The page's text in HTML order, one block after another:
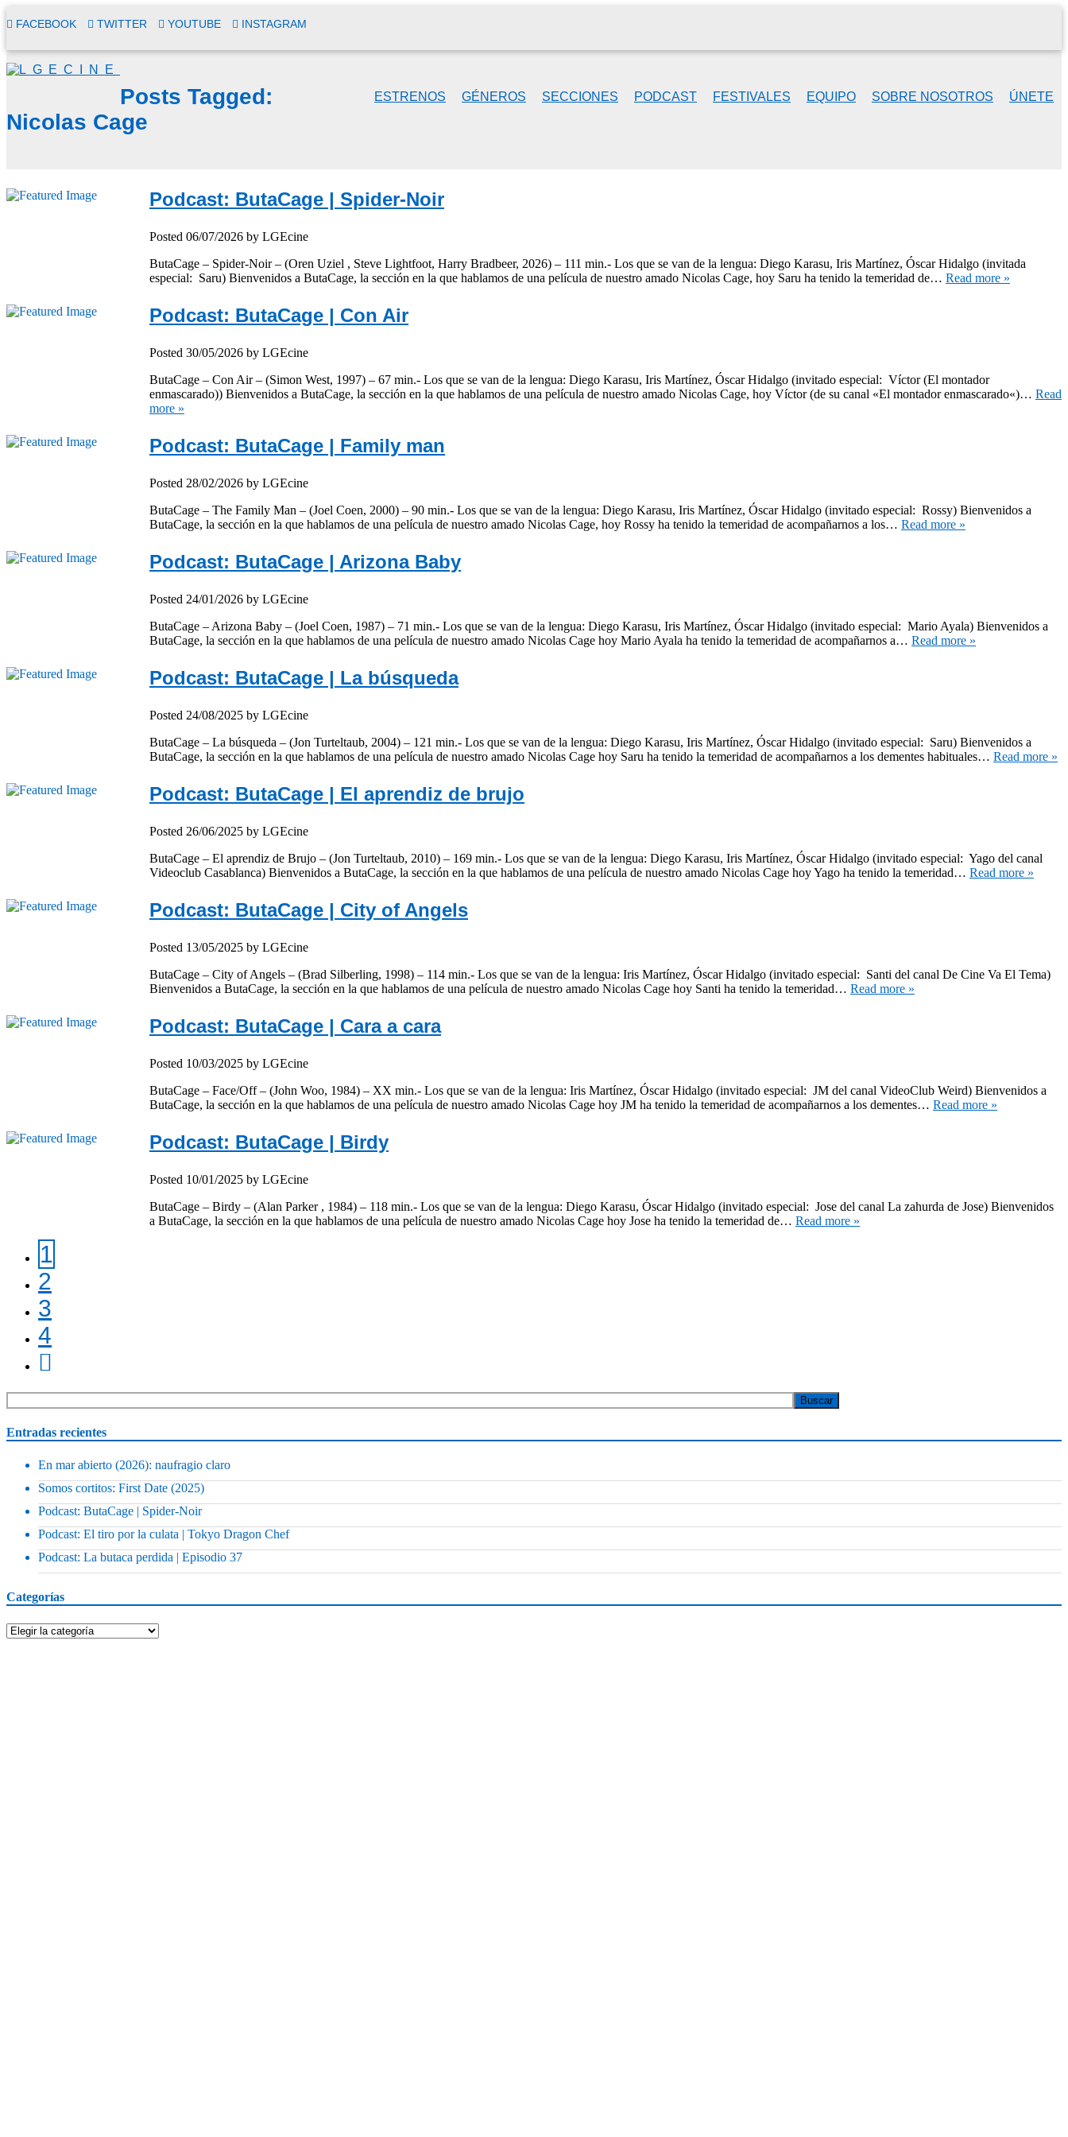
FACEBOOK TWITTER YOUTUBE INSTAGRAM
ESTRENOS GÉNEROS SECCIONES PODCAST FESTIVALES EQUIPO SOBRE NOSOTROS ÚNETE
Posts Tagged:
Nicolas Cage
Podcast: ButaCage | Spider-Noir
Posted 06/07/2026 by LGEcine
ButaCage – Spider-Noir – (Oren Uziel , Steve Lightfoot, Harry Bradbeer, 2026) – 111 min.- Los que se van de la lengua: Diego Karasu, Iris Martínez, Óscar Hidalgo (invitada
especial: Saru) Bienvenidos a ButaCage, la sección en la que hablamos de una película de nuestro amado Nicolas Cage, hoy Saru ha tenido la temeridad de… Read more »
Podcast: ButaCage | Con Air
Posted 30/05/2026 by LGEcine
ButaCage – Con Air – (Simon West, 1997) – 67 min.- Los que se van de la lengua: Diego Karasu, Iris Martínez, Óscar Hidalgo (invitado especial: Víctor (El montador
enmascarado)) Bienvenidos a ButaCage, la sección en la que hablamos de una película de nuestro amado Nicolas Cage, hoy Víctor (de su canal «El montador enmascarado«)… Read
more »
Podcast: ButaCage | Family man
Posted 28/02/2026 by LGEcine
ButaCage – The Family Man – (Joel Coen, 2000) – 90 min.- Los que se van de la lengua: Diego Karasu, Iris Martínez, Óscar Hidalgo (invitado especial: Rossy) Bienvenidos a
ButaCage, la sección en la que hablamos de una película de nuestro amado Nicolas Cage, hoy Rossy ha tenido la temeridad de acompañarnos a los… Read more »
Podcast: ButaCage | Arizona Baby
Posted 24/01/2026 by LGEcine
ButaCage – Arizona Baby – (Joel Coen, 1987) – 71 min.- Los que se van de la lengua: Diego Karasu, Iris Martínez, Óscar Hidalgo (invitado especial: Mario Ayala) Bienvenidos a
ButaCage, la sección en la que hablamos de una película de nuestro amado Nicolas Cage hoy Mario Ayala ha tenido la temeridad de acompañarnos a… Read more »
Podcast: ButaCage | La búsqueda
Posted 24/08/2025 by LGEcine
ButaCage – La búsqueda – (Jon Turteltaub, 2004) – 121 min.- Los que se van de la lengua: Diego Karasu, Iris Martínez, Óscar Hidalgo (invitado especial: Saru) Bienvenidos a
ButaCage, la sección en la que hablamos de una película de nuestro amado Nicolas Cage hoy Saru ha tenido la temeridad de acompañarnos a los dementes habituales… Read more »
Podcast: ButaCage | El aprendiz de brujo
Posted 26/06/2025 by LGEcine
ButaCage – El aprendiz de Brujo – (Jon Turteltaub, 2010) – 169 min.- Los que se van de la lengua: Diego Karasu, Iris Martínez, Óscar Hidalgo (invitado especial: Yago del canal
Videoclub Casablanca) Bienvenidos a ButaCage, la sección en la que hablamos de una película de nuestro amado Nicolas Cage hoy Yago ha tenido la temeridad… Read more »
Podcast: ButaCage | City of Angels
Posted 13/05/2025 by LGEcine
ButaCage – City of Angels – (Brad Silberling, 1998) – 114 min.- Los que se van de la lengua: Iris Martínez, Óscar Hidalgo (invitado especial: Santi del canal De Cine Va El Tema)
Bienvenidos a ButaCage, la sección en la que hablamos de una película de nuestro amado Nicolas Cage hoy Santi ha tenido la temeridad… Read more »
Podcast: ButaCage | Cara a cara
Posted 10/03/2025 by LGEcine
ButaCage – Face/Off – (John Woo, 1984) – XX min.- Los que se van de la lengua: Iris Martínez, Óscar Hidalgo (invitado especial: JM del canal VideoClub Weird) Bienvenidos a
ButaCage, la sección en la que hablamos de una película de nuestro amado Nicolas Cage hoy JM ha tenido la temeridad de acompañarnos a los dementes… Read more »
Podcast: ButaCage | Birdy
Posted 10/01/2025 by LGEcine
ButaCage – Birdy – (Alan Parker , 1984) – 118 min.- Los que se van de la lengua: Diego Karasu, Óscar Hidalgo (invitado especial: Jose del canal La zahurda de Jose) Bienvenidos
a ButaCage, la sección en la que hablamos de una película de nuestro amado Nicolas Cage hoy Jose ha tenido la temeridad de… Read more »
1
2
3
4
Entradas recientes
En mar abierto (2026): naufragio claro
Somos cortitos: First Date (2025)
Podcast: ButaCage | Spider-Noir
Podcast: El tiro por la culata | Tokyo Dragon Chef
Podcast: La butaca perdida | Episodio 37
Categorías
Categorías